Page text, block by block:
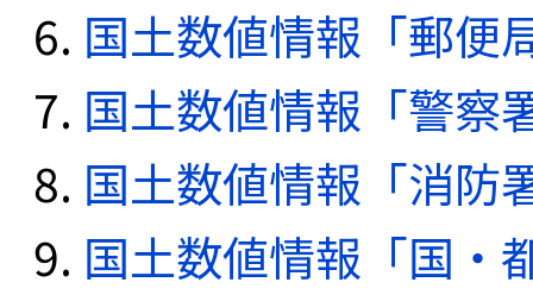
国土数値情報「郵便
国土数値情報「警察
国土数値情報「消防
国土数値情報「国・